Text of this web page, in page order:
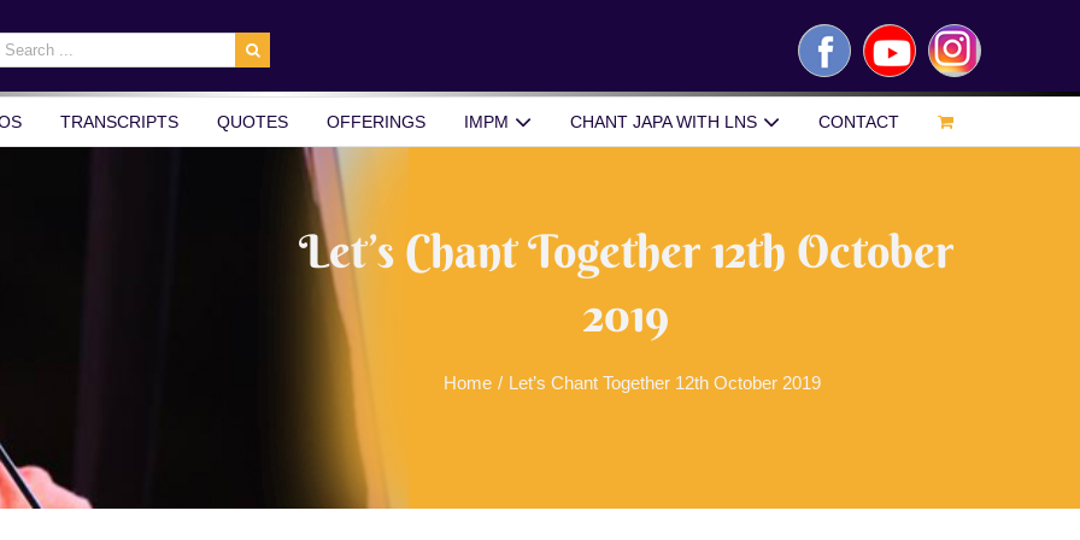
FacebookYouTubeInstagram
TRANSCRIPTS QUOTES OFFERINGS IMPM CHANT JAPA WITH LNS CONTACT
Let’s Chant Together 12th October
2019
Home / Let’s Chant Together 12th October 2019